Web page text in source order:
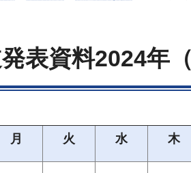
表資料2024年
月 火 水 木